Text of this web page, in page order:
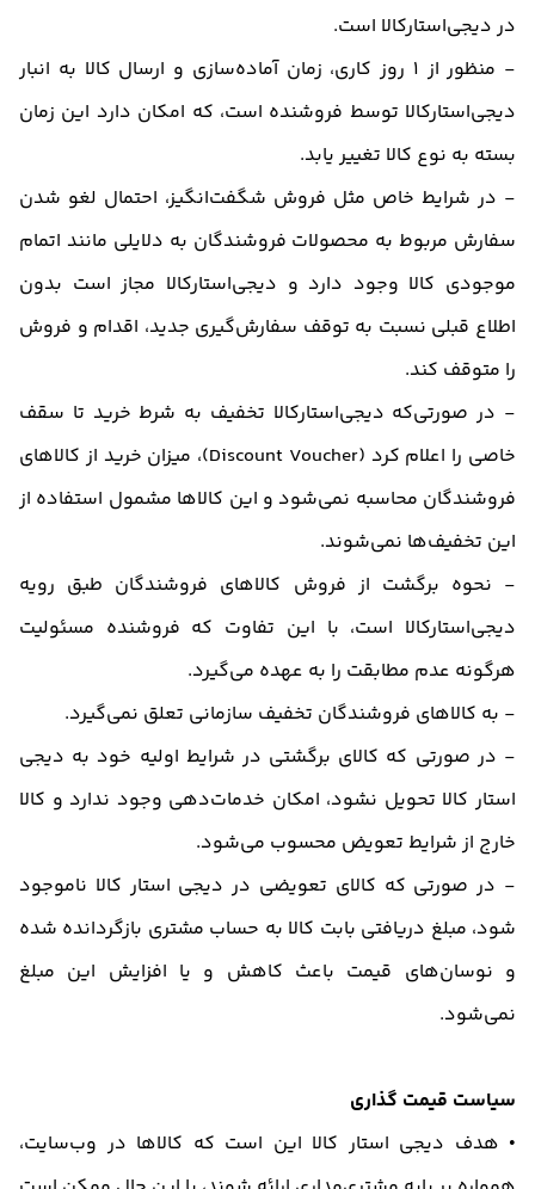
در دیجی‌استارکالا است.
- منظور از 1 روز کاری، زمان آماده‌سازی و ارسال کالا به انبار
دیجی‌استارکالا توسط فروشنده است، که امکان دارد این زمان
بسته به نوع کالا تغییر یابد.
- در شرایط خاص مثل فروش شگفت‌انگیز، احتمال لغو شدن
سفارش مربوط به محصولات فروشندگان به دلایلی مانند اتمام
موجودی کالا وجود دارد و دیجی‌استارکالا مجاز است بدون
اطلاع قبلی نسبت به توقف سفارش‌‏گیری جدید، اقدام و فروش
را متوقف کند.
- در صورتی‌که دیجی‌استارکالا تخفیف به شرط خرید تا سقف
خاصی را اعلام کرد (Discount Voucher)، میزان خرید از کالاهای
فروشندگان محاسبه نمی‌شود و این کالاها مشمول استفاده از
این تخفیف‌ها نمی‌شوند.
- نحوه برگشت از فروش کالاهای فروشندگان طبق رویه
دیجی‌استارکالا است، با این تفاوت که فروشنده مسئولیت
هرگونه عدم مطابقت را به عهده می‌گیرد.
- به کالاهای فروشندگان تخفیف سازمانی تعلق نمی‌گیرد.
- در صورتی که کالای برگشتی در شرایط اولیه خود به دیجی
استار کالا تحویل نشود، امکان خدمات‌دهی وجود ندارد و کالا
خارج از شرایط تعویض محسوب می‌شود.
- در صورتی که کالای تعویضی در دیجی استار کالا ناموجود
شود، مبلغ دریافتی بابت کالا به حساب مشتری بازگردانده شده
و نوسان‏‌های قیمت باعث کاهش و یا افزایش این مبلغ
نمی‌‏شود.
سیاست‌ قیمت‌ گذاری
• هدف دیجی استار کالا این است که کالاها در وب‌سایت،